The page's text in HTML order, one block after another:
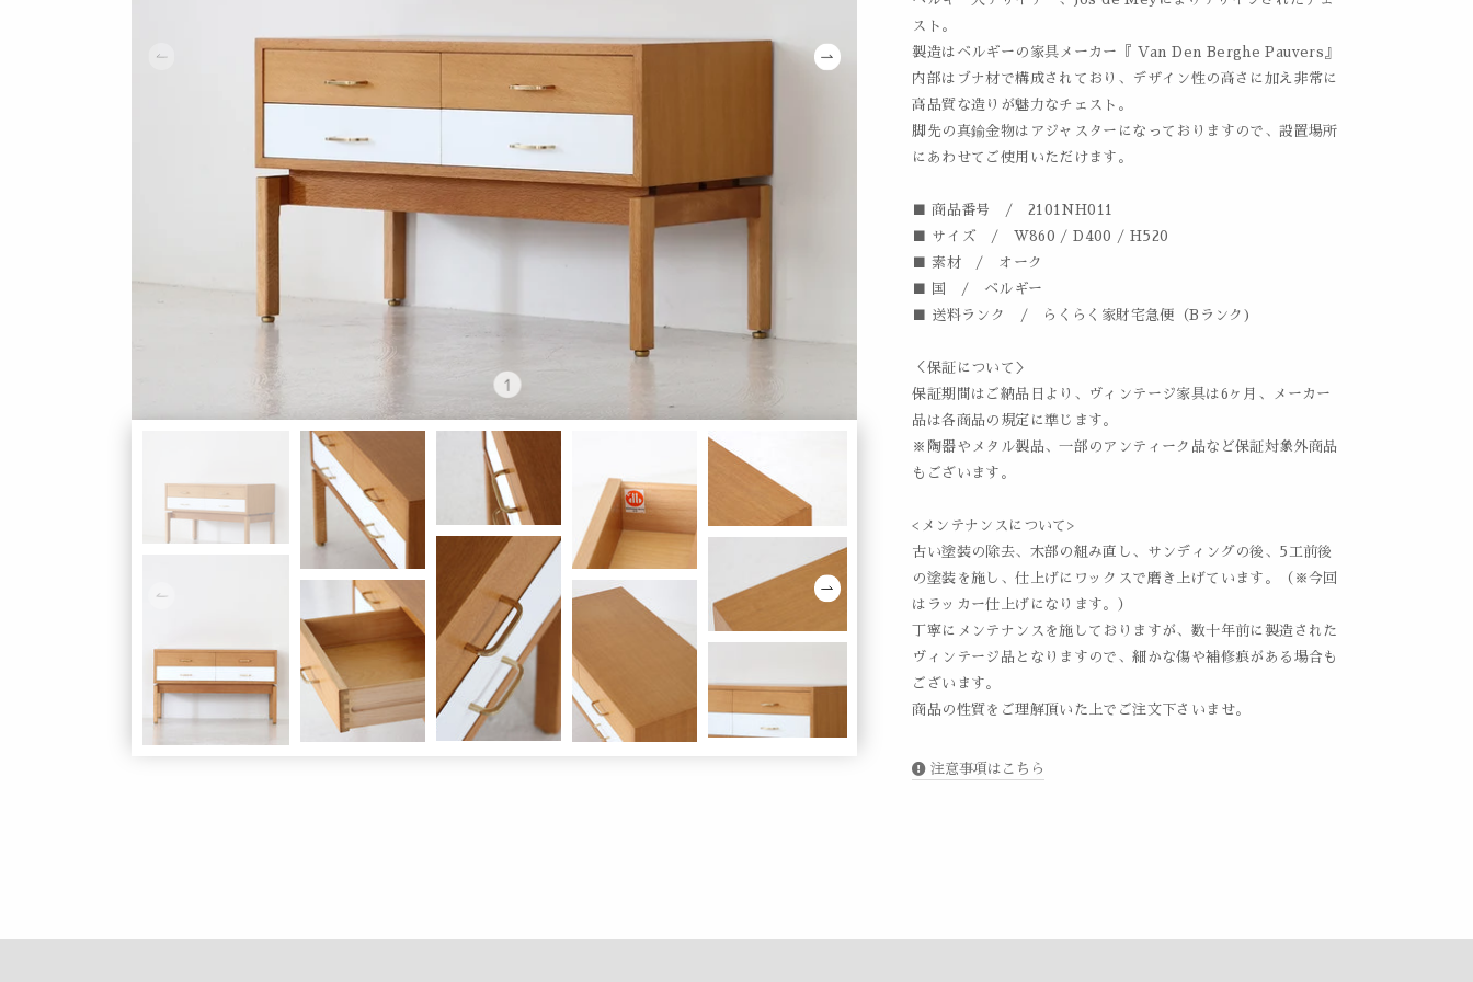
スト。
製造はベルギーの家具メーカー『 Van Den Berghe Pauvers』
内部はブナ材で構成されており、デザイン性の高さに加え非常に
高品質な造りが魅力なチェスト。
脚先の真鍮金物はアジャスターになっておりますので、設置場所
にあわせてご使用いただけます。
■ 商品番号 / 2101NH011
■ サイズ / W860 / D400 / H520
■ 素材 / オーク
■ 国 / ベルギー
■ 送料ランク / らくらく家財宅急便（Bランク)
＜保証について＞
保証期間はご納品日より、ヴィンテージ家具は6ヶ月、メーカー
品は各商品の規定に準じます。
※陶器やメタル製品、一部のアンティーク品など保証対象外商品
もございます。
<メンテナンスについて>
古い塗装の除去、木部の組み直し、サンディングの後、5工前後
の塗装を施し、仕上げにワックスで磨き上げています。（※今回
はラッカー仕上げになります。）
丁寧にメンテナンスを施しておりますが、数十年前に製造された
ヴィンテージ品となりますので、細かな傷や補修痕がある場合も
ございます。
商品の性質をご理解頂いた上でご注文下さいませ。
注意事項はこちら